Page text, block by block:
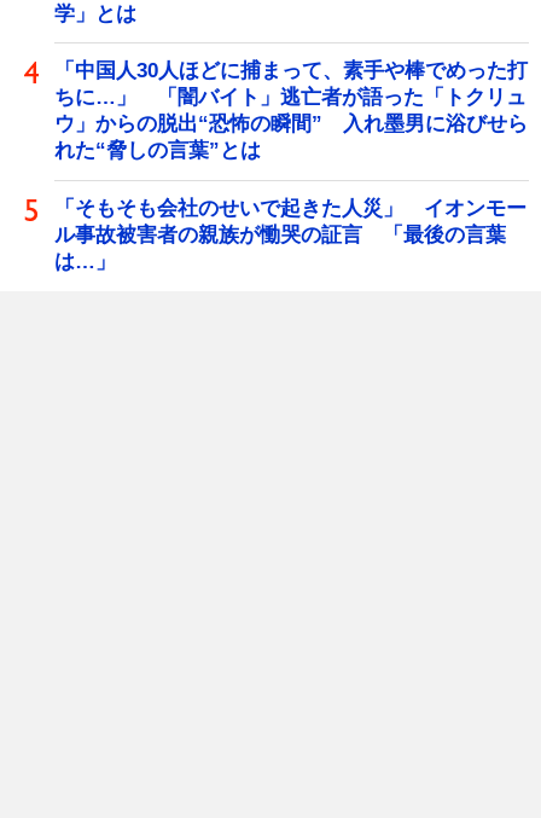
学」とは
「中国人30人ほどに捕まって、素手や棒でめった打
ちに…」 「闇バイト」逃亡者が語った「トクリュ
ウ」からの脱出“恐怖の瞬間” 入れ墨男に浴びせら
れた“脅しの言葉”とは
「そもそも会社のせいで起きた人災」 イオンモー
ル事故被害者の親族が慟哭の証言 「最後の言葉
は…」